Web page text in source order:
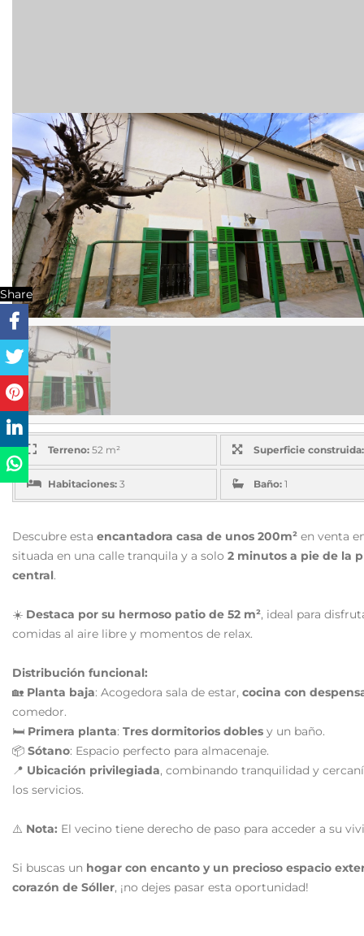
Terreno: 52 m² Superficie construida:
Habitaciones: 3 Baño:1
Descubre esta encantadora casa de unos 200m² en venta
situada en una calle tranquila y a solo 2 minutos a pie de la
central.
☀️ Destaca por su hermoso patio de 52 m², ideal para
comidas al aire libre y momentos de relax.
Distribución funcional:
🏡 Planta baja: Acogedora sala de estar, cocina con
comedor.
🛏️ Primera planta: Tres dormitorios dobles y un baño.
📦 Sótano: Espacio perfecto para almacenaje.
📍 Ubicación privilegiada, combinando tranquilidad y
los servicios.
⚠️ Nota: El vecino tiene derecho de paso para acceder a su
Si buscas un hogar con encanto y un precioso espacio
corazón de Sóller, ¡no dejes pasar esta oportunidad!
Share